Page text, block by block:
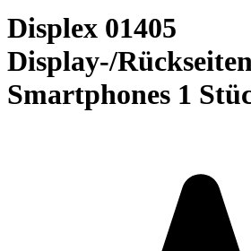
Displex 01405
Display-/
Smartphones 1